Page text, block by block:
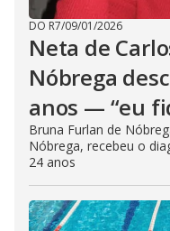
DO R7/09/01/2026
Neta de
Nóbrega
anos — “eu
Bruna Furlan de
Nóbrega, recebeu o
24 anos